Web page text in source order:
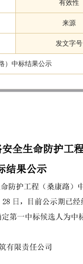
有效性
来源
发文字号
）中标结果公示